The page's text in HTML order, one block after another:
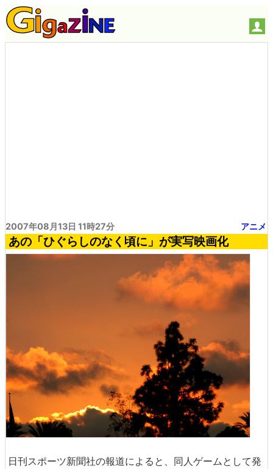
2007年08月13日 11時27分 アニメ
あの「ひぐらしのなく頃に」が実写映画化
日刊スポーツ新聞社の報道によると、同人ゲームとして発